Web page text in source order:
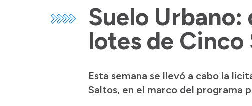
Suelo
lotes de Cinco
Esta semana se llevó a cabo la
Saltos, en el marco del programa